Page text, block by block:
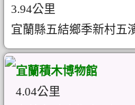
3.94公里
宜蘭縣五結鄉季新村五
宜蘭積木博物館
4.04公里